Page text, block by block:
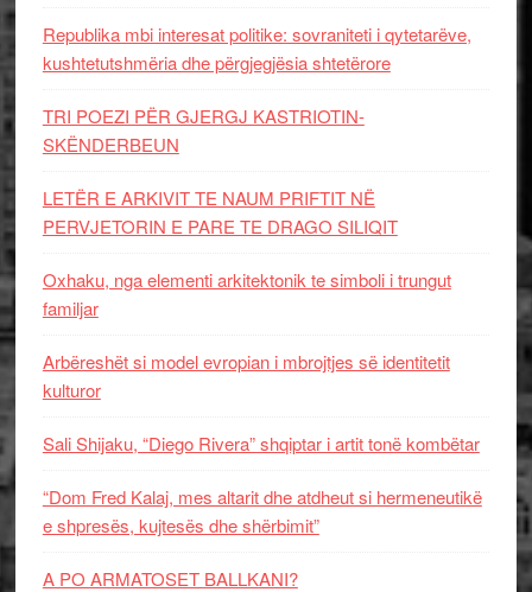
Republika mbi interesat politike: sovraniteti i qytetarëve,
kushtetutshmëria dhe përgjegjësia shtetërore
TRI POEZI PËR GJERGJ KASTRIOTIN-
SKËNDERBEUN
LETËR E ARKIVIT TE NAUM PRIFTIT NË
PERVJETORIN E PARE TE DRAGO SILIQIT
Oxhaku, nga elementi arkitektonik te simboli i trungut
familjar
Arbëreshët si model evropian i mbrojtjes së identitetit
kulturor
Sali Shijaku, “Diego Rivera” shqiptar i artit tonë kombëtar
“Dom Fred Kalaj, mes altarit dhe atdheut si hermeneutikë
e shpresës, kujtesës dhe shërbimit”
A PO ARMATOSET BALLKANI?